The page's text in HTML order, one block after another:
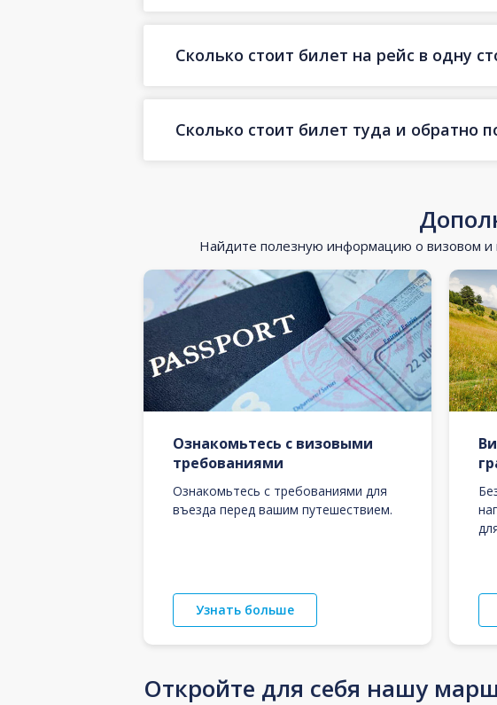
Сколько стоит билет на рейс в одну
Сколько стоит билет туда и обратно
Найдите полезную информацию о визовом и
Ознакомьтесь с визовыми
требованиями
Ознакомьтесь с требованиями для
въезда перед вашим путешествием.
Узнать больше
Откройте для себя нашу